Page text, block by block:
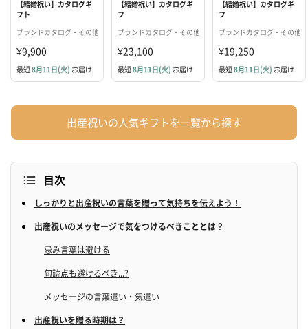
【結婚祝い】カタログギ
フト
ブランドカタログ・その他
¥9,900
最短8月11日(火) お届け
【結婚祝い】カタログギ
フ
GOLD】
ブランドカタログ・その他
¥23,100
最短8月11日(火) お届け
【結婚祝い】カタログギ
フ
ブランドカタログ・その他
¥19,250
最短8月11日(火) お届け
出産祝いの人気ギフトを一覧から探す
目次
しっかりと出産祝いの言葉を贈って気持ちを伝えよう！
出産祝いのメッセージで気をつけるべきこととは？
忌み言葉は避ける
句読点も避けるべき...?
メッセージの言葉遣い・気遣い
出産祝いを贈る時期は？